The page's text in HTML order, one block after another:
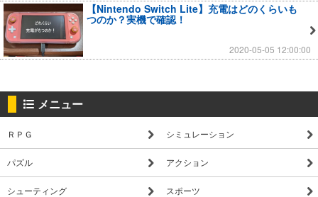
【Nintendo Switch Lite】充電はどのくらいも
つのか？実機で確認！
2020-05-05 12:00:00
メニュー
ＲＰＧ シミュレーション
パズル アクション
シューティング スポーツ